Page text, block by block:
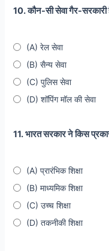
10. कौन-सी सेवा गैर-सरकारी
(A) रेल सेवा
(B) सैन्य सेवा
(C) पुलिस सेवा
(D) शॉपिंग मॉल की सेवा
11. भारत सरकार ने किस
(A) प्रारंभिक शिक्षा
(B) माध्यमिक शिक्षा
(C) उच्च शिक्षा
(D) तकनीकी शिक्षा